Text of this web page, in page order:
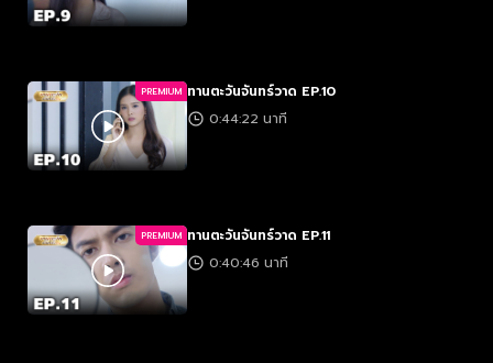
PREMIUM ทานตะวันจันทร์วาด EP.10
0:44:22 นาที
PREMIUM ทานตะวันจันทร์วาด EP.11
0:40:46 นาที